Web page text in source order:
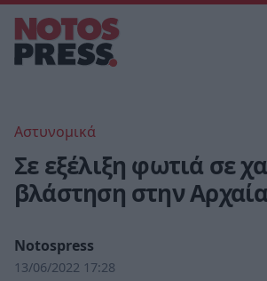
Αστυνομικά
Σε εξέλιξη φωτιά σε
βλάστηση στην
Notospress
13/06/2022 17:28